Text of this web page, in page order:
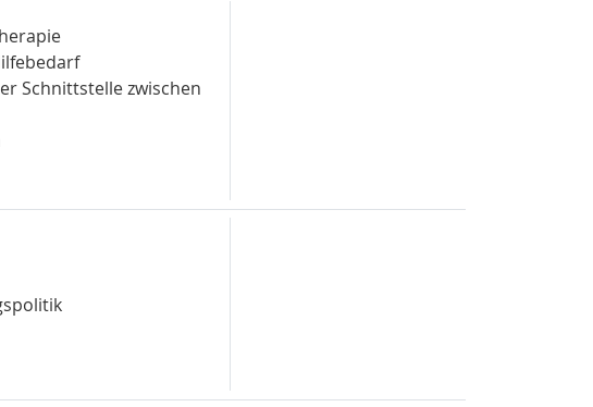
Schnittstelle zwischen